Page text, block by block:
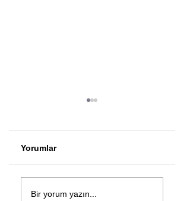
Çağan Şengül'den
yeni şarkı: Bir Ev
Yorumlar
Bir yorum yazın...